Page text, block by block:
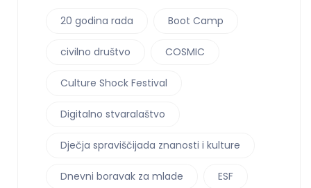
20 godina rada Boot Camp
civilno društvo COSMIC
Culture Shock Festival
Digitalno stvaralaštvo
Dječja spraviščijada znanosti i kulture
Dnevni boravak za mlade ESF